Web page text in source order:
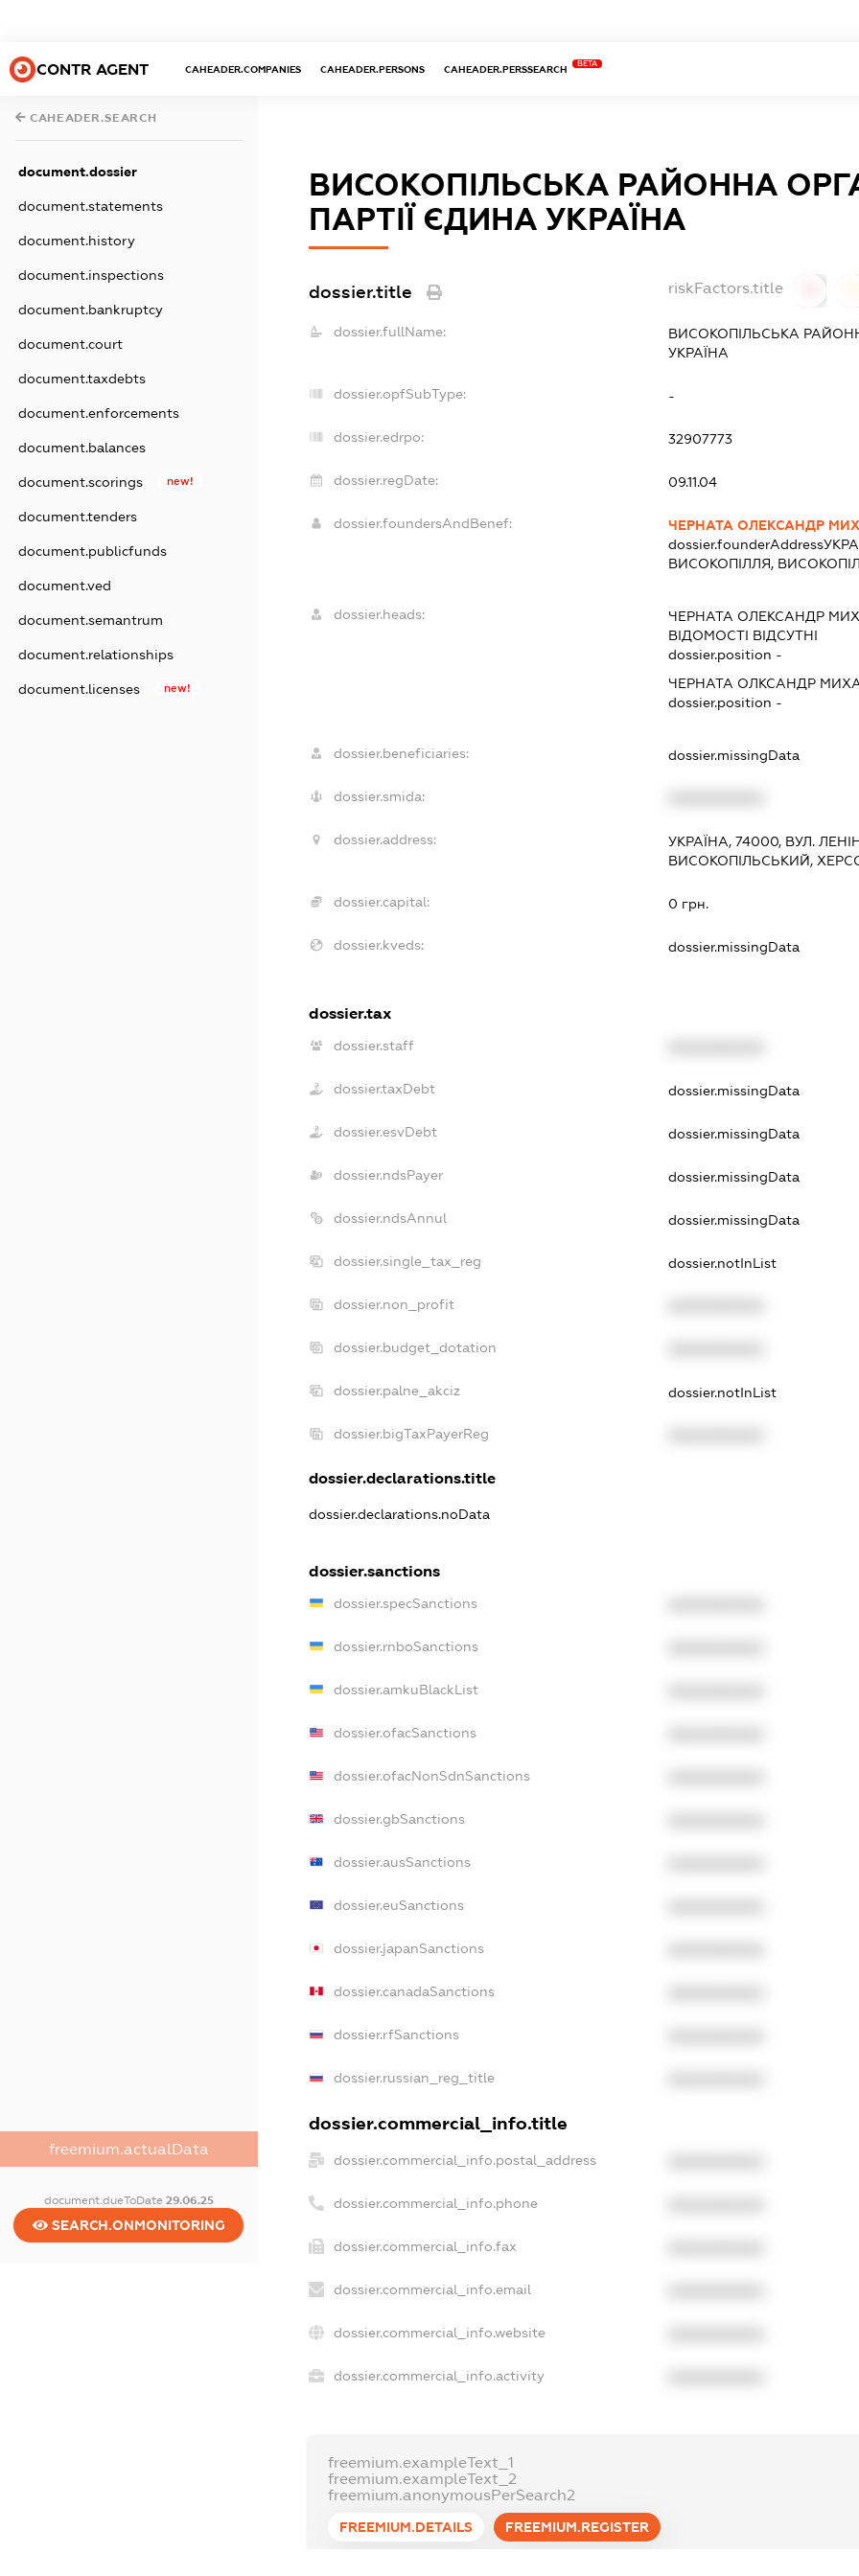
CONTR AGENT CAHEADER.COMPANIES CAHEADER.PERSONS CAHEADER.PERSSEARCH
BETA
CAHEADER.SEARCH
document.dossier
document.statements
document.history
document.inspections
document.bankruptcy
document.court
document.taxdebts
document.enforcements
document.balances
document.scorings new!
document.tenders
document.publicfunds
document.ved
document.semantrum
document.relationships
document.licenses new!
freemium.actualData
document.dueToDate 29.06.25
SEARCH.ONMONITORING
ВИСОКОПІЛЬСЬКА РАЙОННА
ПАРТІЇ ЄДИНА УКРАЇНА
dossier.title riskFactors.title
dossier.fullName:
ВИСОКОПІЛЬСЬКА
УКРАЇНА
dossier.opfSubType: -
dossier.edrpo: 32907773
dossier.regDate: 09.11.04
dossier.foundersAndBenef:
ЧЕРНАТА ОЛЕКСАНДР
dossier.founderAddress
ВИСОКОПІЛЛЯ,
dossier.heads: ЧЕРНАТА ОЛЕКСАНДР
ВІДОМОСТІ ВІДСУТНІ
dossier.position -
ЧЕРНАТА ОЛКСАНДР
dossier.position -
dossier.beneficiaries: dossier.missingData
dossier.smida:
dossier.address:
УКРАЇНА, 74000, ВУЛ.
ВИСОКОПІЛЬСЬКИЙ,
dossier.capital: 0 грн.
dossier.kveds: dossier.missingData
dossier.tax
dossier.staff
dossier.taxDebt dossier.missingData
dossier.esvDebt dossier.missingData
dossier.ndsPayer dossier.missingData
dossier.ndsAnnul dossier.missingData
dossier.single_tax_reg dossier.notInList
dossier.non_profit
dossier.budget_dotation
dossier.palne_akciz dossier.notInList
dossier.bigTaxPayerReg
dossier.declarations.title
dossier.declarations.noData
dossier.sanctions
dossier.specSanctions
dossier.rnboSanctions
dossier.amkuBlackList
dossier.ofacSanctions
dossier.ofacNonSdnSanctions
dossier.gbSanctions
dossier.ausSanctions
dossier.euSanctions
dossier.japanSanctions
dossier.canadaSanctions
dossier.rfSanctions
dossier.russian_reg_title
dossier.commercial_info.title
dossier.commercial_info.postal_address
dossier.commercial_info.phone
dossier.commercial_info.fax
dossier.commercial_info.email
dossier.commercial_info.website
dossier.commercial_info.activity
freemium.exampleText_1
freemium.exampleText_2
freemium.anonymousPerSearch2
FREEMIUM.DETAILS FREEMIUM.REGISTER